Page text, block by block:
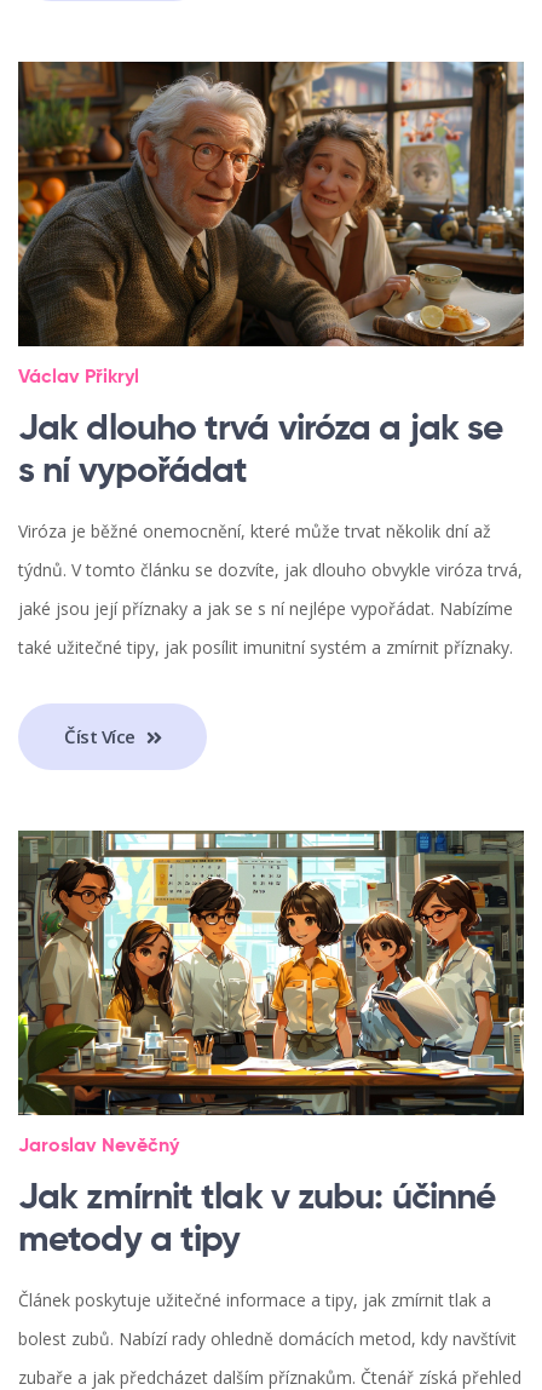
Václav Přikryl
Jak dlouho trvá viróza a jak se
s ní vypořádat
Viróza je běžné onemocnění, které může trvat několik dní až
týdnů. V tomto článku se dozvíte, jak dlouho obvykle viróza trvá,
jaké jsou její příznaky a jak se s ní nejlépe vypořádat. Nabízíme
také užitečné tipy, jak posílit imunitní systém a zmírnit příznaky.
Číst Více
Jaroslav Nevěčný
Jak zmírnit tlak v zubu: účinné
metody a tipy
Článek poskytuje užitečné informace a tipy, jak zmírnit tlak a
bolest zubů. Nabízí rady ohledně domácích metod, kdy navštívit
zubaře a jak předcházet dalším příznakům. Čtenář získá přehled